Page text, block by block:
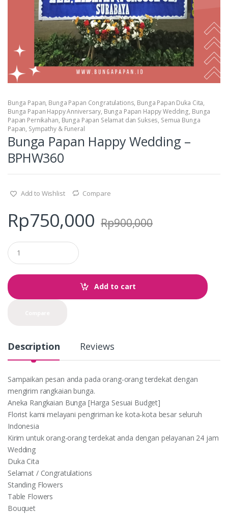
Bunga Papan, Bunga Papan Congratulations, Bunga Papan Duka Cita,
Bunga Papan Happy Anniversary, Bunga Papan Happy Wedding, Bunga
Papan Pernikahan, Bunga Papan Selamat dan Sukses, Semua Bunga
Papan, Sympathy & Funeral
Bunga Papan Happy Wedding –
BPHW360
Add to Wishlist Compare
Rp750,000 Rp900,000
Q
u
a
t
i
Add to cart
Description Reviews
Sampaikan pesan anda pada orang-orang terdekat dengan
mengirim rangkaian bunga.
Aneka Rangkaian Bunga [Harga Sesuai Budget]
Florist kami melayani pengiriman ke kota-kota besar seluruh
Indonesia
Kirim untuk orang-orang terdekat anda dengan pelayanan 24 jam
Wedding
Duka Cita
Selamat / Congratulations
Standing Flowers
Table Flowers
Bouquet